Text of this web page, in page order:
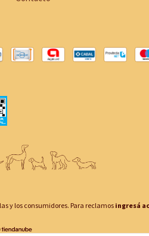
y los consumidores. Para reclamos ingresá